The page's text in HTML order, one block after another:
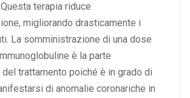
terapia riduce
migliorando drasticamente i
La somministrazione di una dose
è la parte
trattamento poiché è in grado di
di anomalie coronariche in